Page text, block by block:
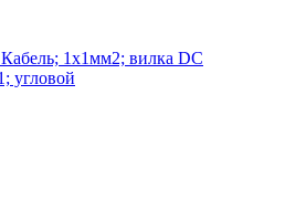
1x1мм2; вилка DC
угловой